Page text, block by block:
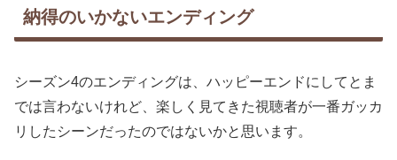
納得のいかないエンディング
シーズン4のエンディングは、ハッピーエンドにしてとま
では言わないけれど、楽しく見てきた視聴者が一番ガッカ
リしたシーンだったのではないかと思います。